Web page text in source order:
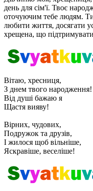
день для сім'ї. Твоє
оточуючим тебе людям.
любити життя, досягати
хрещена, що
Вітаю, хресниця,
З днем ​​твого народження!
Від душі бажаю я
Щастя вияву!
Вірних, чудових,
Подружок та друзів,
І жилося щоб вільніше,
Яскравіше, веселіше!